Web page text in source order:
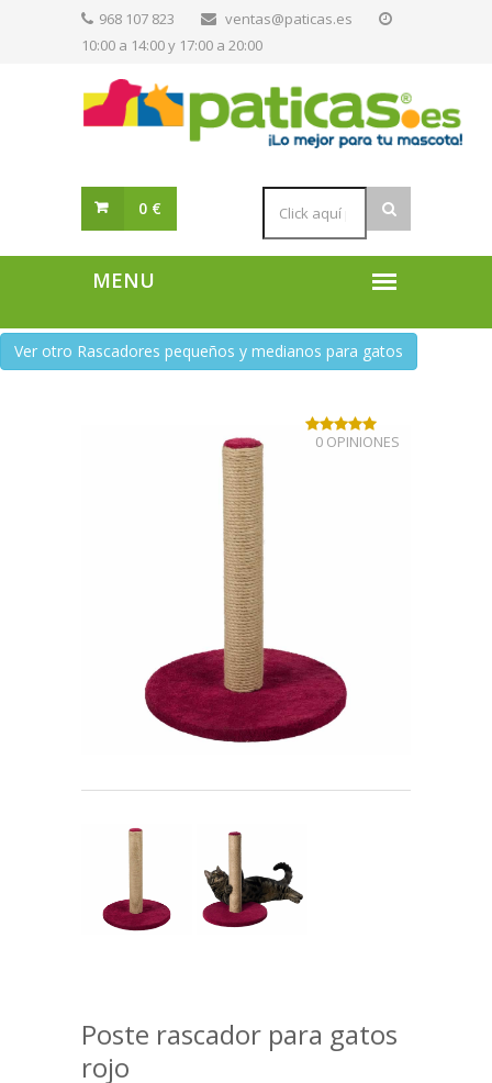
968 107 823
ventas@paticas.es
10:00 a 14:00 y 17:00 a 20:00
0 €
Ver otro Rascadores pequeños y medianos para gatos
Poste rascador para gatos
rojo
0 OPINIONES